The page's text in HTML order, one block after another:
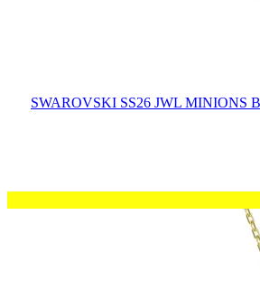
SWAROVSKI SS26 JWL MINIONS